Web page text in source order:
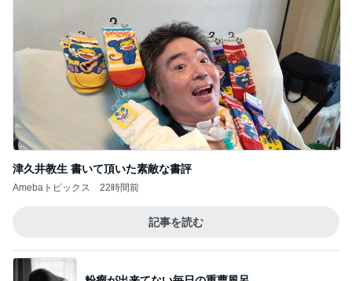
津久井教生 書いて頂いた素敵な書評
Amebaトピックス 22時間前
記事を読む